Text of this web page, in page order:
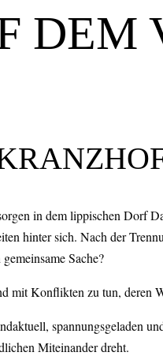
DEM
in dem lippischen Dorf
hinter sich. Nach der
Sache?
mit Konflikten zu tun, deren
spannungsgeladen
Miteinander dreht.